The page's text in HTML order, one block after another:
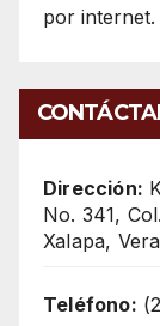
por internet.
Dirección:
No. 341,
Xalapa,
Teléfono: